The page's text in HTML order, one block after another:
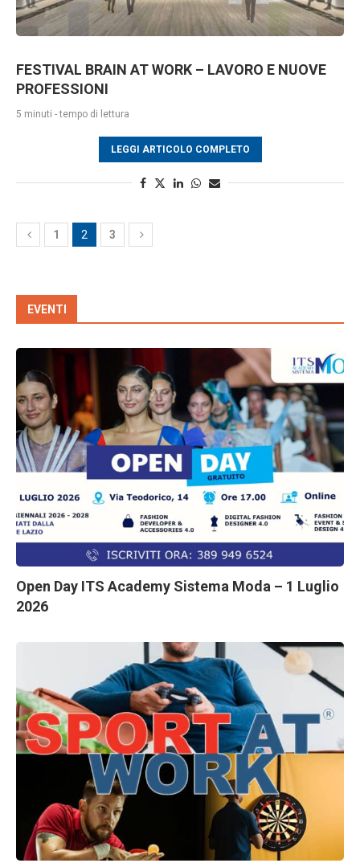
FESTIVAL BRAIN AT WORK – LAVORO E NUOVE
PROFESSIONI
5 minuti - tempo di lettura
LEGGI ARTICOLO COMPLETO
1 2 3
EVENTI
Open Day ITS Academy Sistema Moda – 1 Luglio
2026